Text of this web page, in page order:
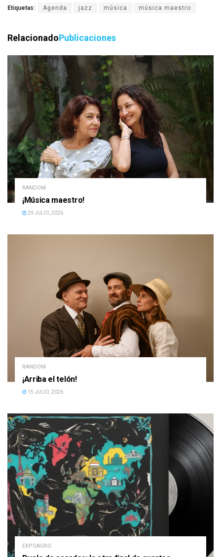
Etiquetas: Agenda jazz música música maestro
RelacionadoPublicaciones
RANDOM
¡Música maestro!
29 JULIO, 2026
RANDOM
¡Arriba el telón!
15 JULIO, 2026
EXPOAGRO